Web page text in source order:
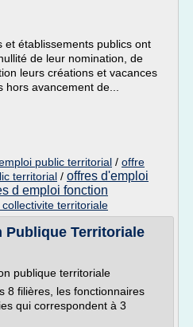
et établissements publics ont
de leur nomination, de
leurs créations et vacances
avancement de...
public territorial / offre
territorial / offres d'emploi
d emploi fonction
territoriale
Publique Territoriale
publique territoriale
8 filières, les fonctionnaires
qui correspondent à 3